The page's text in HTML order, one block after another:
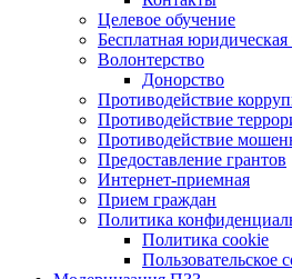
Целевое обучение
Бесплатная
Волонтерство
Донорство
Противодействие
Противодействие
Противодействие
Предоставление грантов
Интернет-приемная
Прием граждан
Политика
Политика cookie
Пользовательское